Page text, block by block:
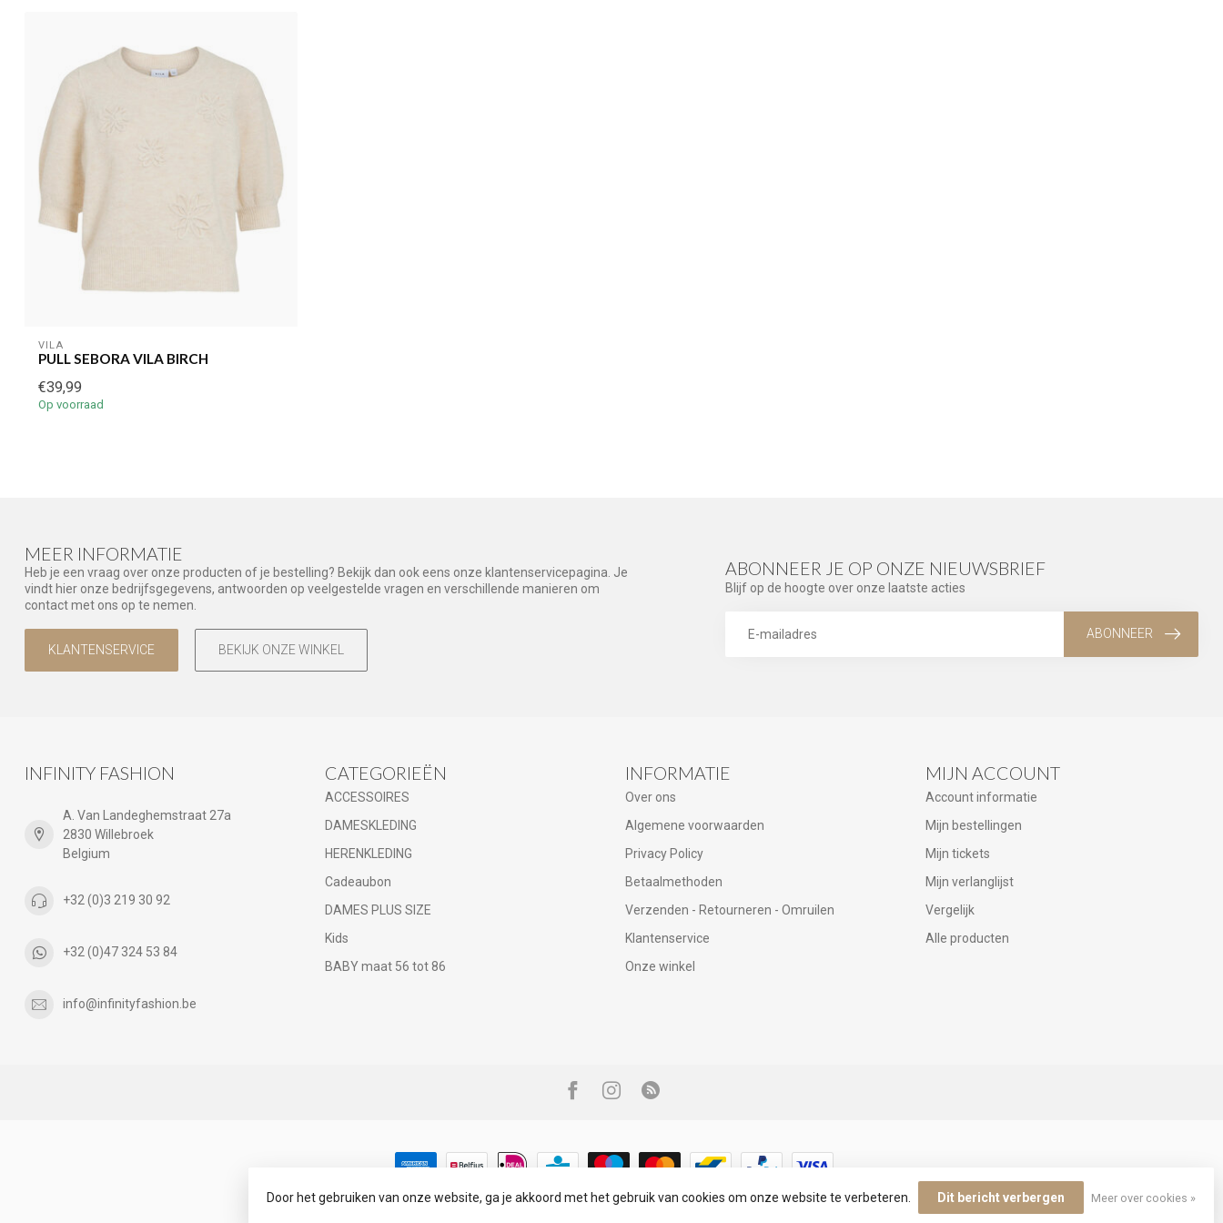
VILA
PULL SEBORA VILA BIRCH
€39,99
Op voorraad
MEER INFORMATIE
Heb je een vraag over onze producten of je bestelling? Bekijk dan ook eens onze klantenservicepagina. Je
vindt hier onze bedrijfsgegevens, antwoorden op veelgestelde vragen en verschillende manieren om
contact met ons op te nemen.
KLANTENSERVICE BEKIJK ONZE WINKEL
ABONNEER JE OP ONZE NIEUWSBRIEF
Blijf op de hoogte over onze laatste acties
ABONNEER
INFINITY FASHION
A. Van Landeghemstraat 27a
2830 Willebroek
Belgium
+32 (0)3 219 30 92
+32 (0)47 324 53 84
info@infinityfashion.be
CATEGORIEËN
ACCESSOIRES
DAMESKLEDING
HERENKLEDING
Cadeaubon
DAMES PLUS SIZE
Kids
BABY maat 56 tot 86
INFORMATIE
Over ons
Algemene voorwaarden
Privacy Policy
Betaalmethoden
Verzenden - Retourneren - Omruilen
Klantenservice
Onze winkel
MIJN ACCOUNT
Account informatie
Mijn bestellingen
Mijn tickets
Mijn verlanglijst
Vergelijk
Alle producten
© Copyright 2026 Infinity Fashion
Door het gebruiken van onze website, ga je akkoord met het gebruik van cookies om onze website te verbeteren. Dit bericht verbergen Meer over cookies »